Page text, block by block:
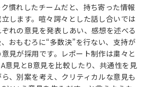
慣れしたチームだと、持ち寄った情報
します。喧々諤々とした話し合いでは
れの意見を発表しあい、感想を述べる
おもむろに“多数決”を行ない、支持が
見が採用です。レポート制作は粛々と
意見とB意見を比較したり、共通性を見
、別案を考え、クリティカルな意見も